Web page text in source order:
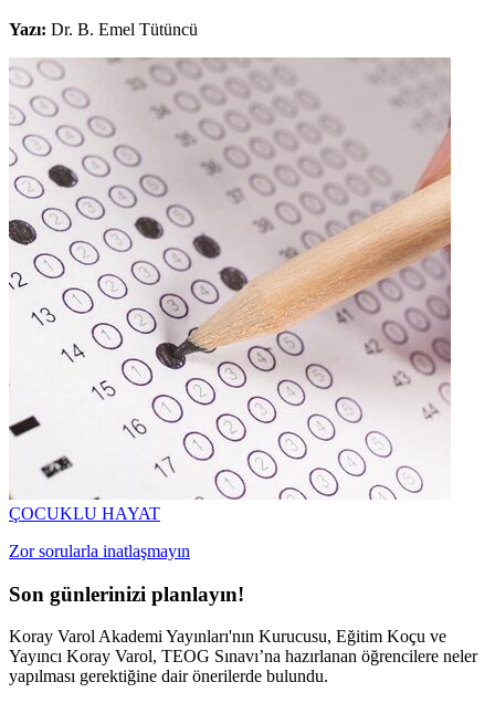
Yazı: Dr. B. Emel Tütüncü
ÇOCUKLU HAYAT
Zor sorularla inatlaşmayın
Son günlerinizi planlayın!
Koray Varol Akademi Yayınları'nın Kurucusu, Eğitim Koçu ve
Yayıncı Koray Varol, TEOG Sınavı’na hazırlanan öğrencilere neler
yapılması gerektiğine dair önerilerde bulundu.